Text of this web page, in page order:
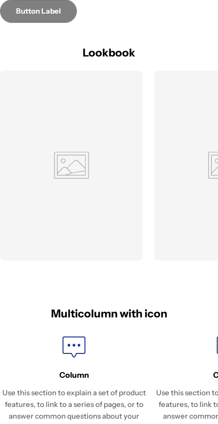
Button Label
Lookbook
Multicolumn with icon
Column
Use this section to explain a set of product
features, to link to a series of pages, or to
answer common questions about your
Use this section
features, to link
answer